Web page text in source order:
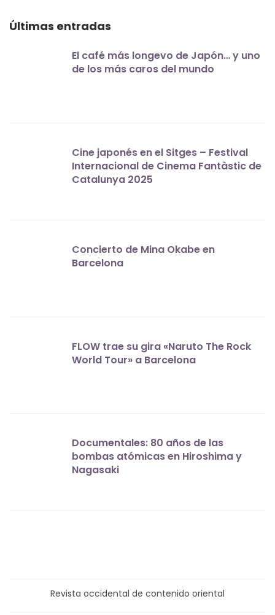
Últimas entradas
El café más longevo de Japón… y uno
de los más caros del mundo
Cine japonés en el Sitges – Festival
Internacional de Cinema Fantàstic de
Catalunya 2025
Concierto de Mina Okabe en
Barcelona
FLOW trae su gira «Naruto The Rock
World Tour» a Barcelona
Documentales: 80 años de las
bombas atómicas en Hiroshima y
Nagasaki
Revista occidental de contenido oriental